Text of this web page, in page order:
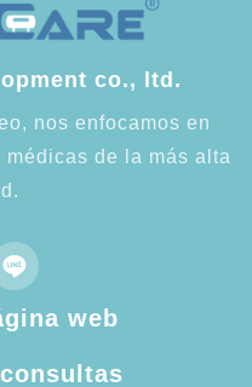
co., ltd.
nos enfocamos en
de la más alta
web